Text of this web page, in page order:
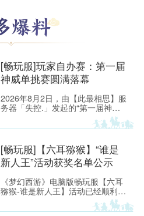
[畅玩服]玩家自办赛：第一届
神威单挑赛圆满落幕
2026年8月2日，由【此最相思】服
务器「失控.」发起的“第一届神威
[畅玩服]【六耳猕猴】“谁是
新人王”活动获奖名单公示
《梦幻西游》电脑版畅玩服【六耳
猕猴-谁是新人王】活动已经顺利落
下帷幕，恭喜以下玩家获得[ROG
玩家国度]周边奖励！ （活动详情